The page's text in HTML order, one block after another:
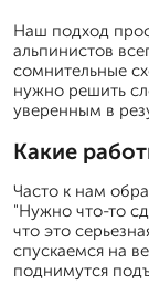
Наш подход
альпинистов
сомнительные
нужно решить
уверенным в
Какие
Часто к нам
"Нужно что-то
что это
спускаемся на
поднимутся